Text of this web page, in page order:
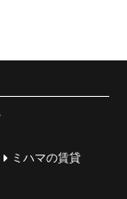
ミハマの賃貸